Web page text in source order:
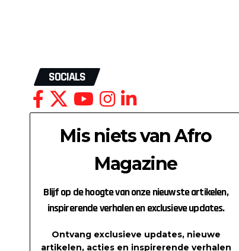
SOCIALS
Mis niets van Afro
Magazine
Blijf op de hoogte van onze nieuwste artikelen,
inspirerende verhalen en exclusieve updates.
Ontvang exclusieve updates, nieuwe
artikelen, acties en inspirerende verhalen